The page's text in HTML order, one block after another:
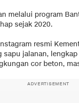
melalui program
sejak 2020.
resmi
jalanan,
cor beton,
ADVERTISEMENT